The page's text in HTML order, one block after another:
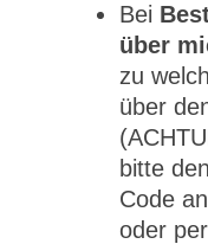
Bei
über
zu
über
bitte
Code
oder per